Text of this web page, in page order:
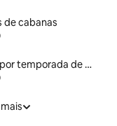
de cabanas
Aluguel por temporada de microcasas